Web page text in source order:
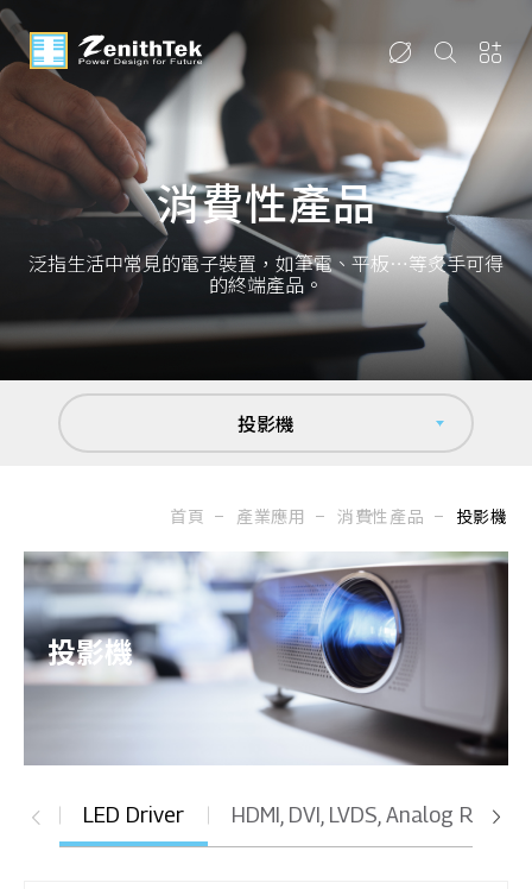
消費性產品
泛指生活中常見的電子裝置，如筆電、平板…等炙手可得
的終端產品。
投影機
首頁 產業應用 消費性產品 投影機
投影機
LED Driver HDMI, DVI, LVDS, Analog RGB,